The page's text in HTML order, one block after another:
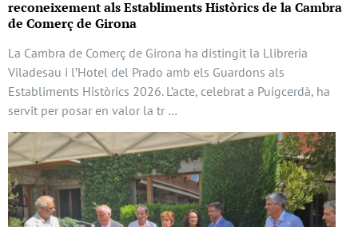
reconeixement als Establiments Històrics de la Cambra
de Comerç de Girona
La Cambra de Comerç de Girona ha distingit la Llibreria
Viladesau i l’Hotel del Prado amb els Guardons als
Establiments Històrics 2026. L’acte, celebrat a Puigcerdà, ha
servit per posar en valor la tr …